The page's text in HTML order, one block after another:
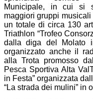
Municipale, in cui si
maggiori gruppi
un totale di circa 130
Triathlon “Trofeo
dalla diga del Molato
organizzato anche il
alla Trota promosso
Pesca Sportiva Alta
in Festa” organizzata
“La strada dei mulini” in